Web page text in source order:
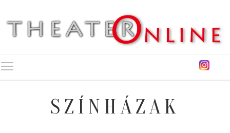
SZÍNHÁZAK